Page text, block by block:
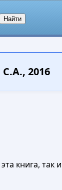
2016
книга, так